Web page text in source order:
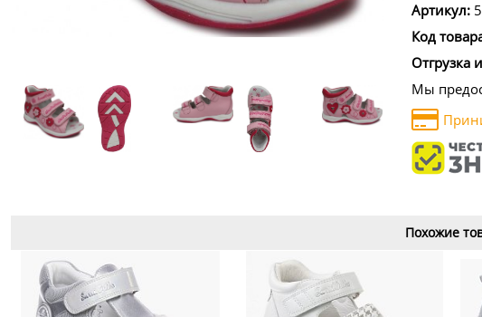
Артикул:
Код
Отгрузка
Мы
Похожие